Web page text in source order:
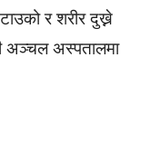
र शरीर दुख्ने
अञ्चल अस्पतालमा